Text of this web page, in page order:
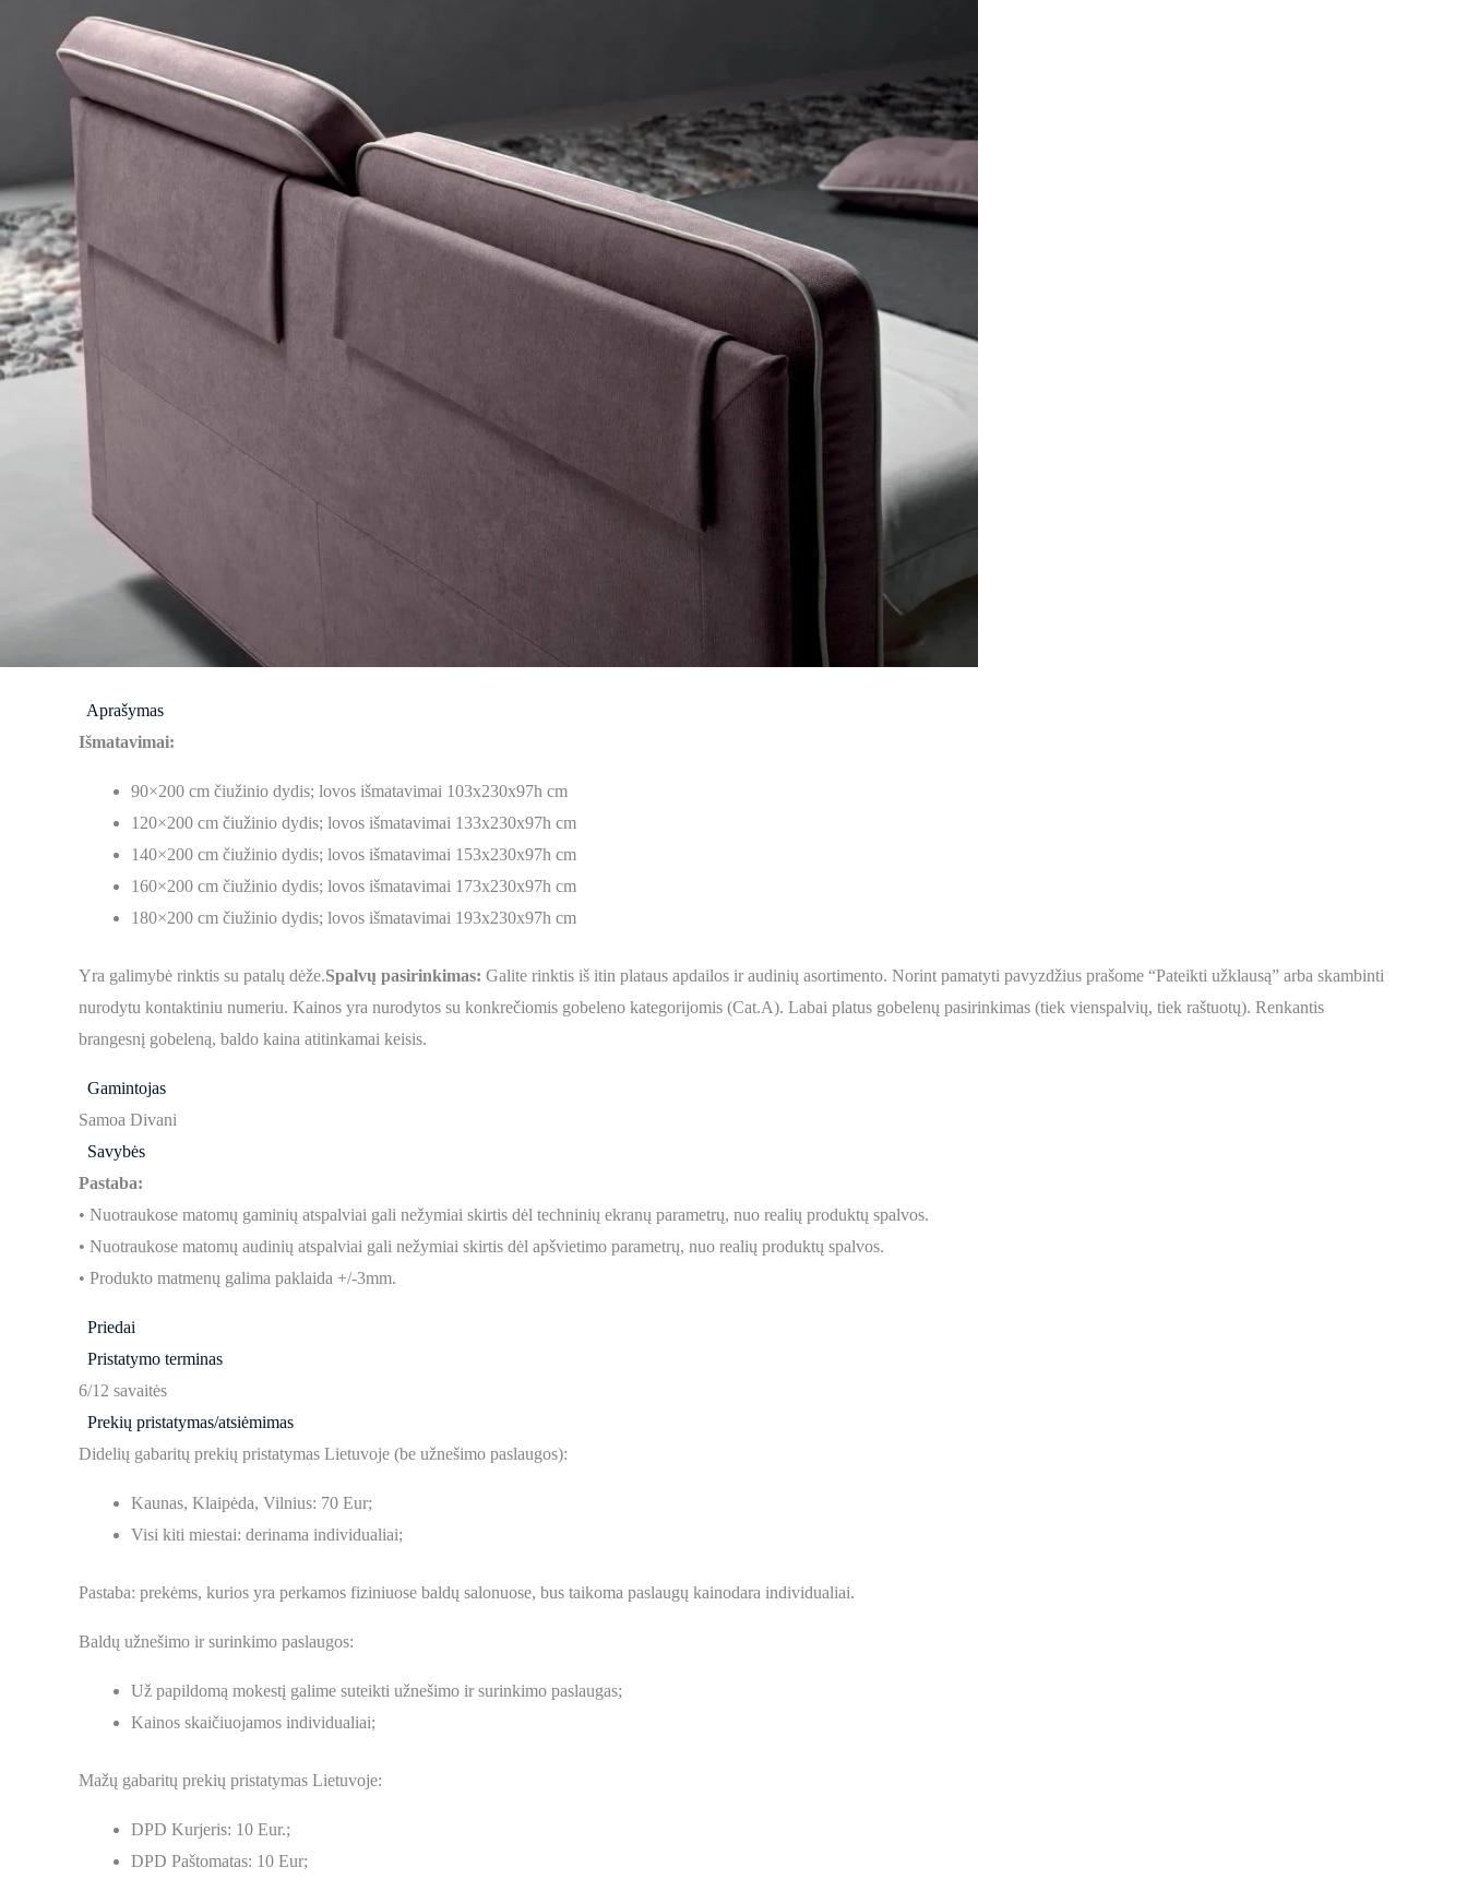
Aprašymas
Išmatavimai:
90×200 cm čiužinio dydis; lovos išmatavimai 103x230x97h cm
120×200 cm čiužinio dydis; lovos išmatavimai 133x230x97h cm
140×200 cm čiužinio dydis; lovos išmatavimai 153x230x97h cm
160×200 cm čiužinio dydis; lovos išmatavimai 173x230x97h cm
180×200 cm čiužinio dydis; lovos išmatavimai 193x230x97h cm
Yra galimybė rinktis su patalų dėže.Spalvų pasirinkimas: Galite rinktis iš itin plataus apdailos ir audinių asortimento. Norint pamatyti pavyzdžius prašome “Pateikti užklausą” arba skambinti
nurodytu kontaktiniu numeriu. Kainos yra nurodytos su konkrečiomis gobeleno kategorijomis (Cat.A). Labai platus gobelenų pasirinkimas (tiek vienspalvių, tiek raštuotų). Renkantis
brangesnį gobeleną, baldo kaina atitinkamai keisis.
Gamintojas
Samoa Divani
Savybės
Pastaba:
• Nuotraukose matomų gaminių atspalviai gali nežymiai skirtis dėl techninių ekranų parametrų, nuo realių produktų spalvos.
• Nuotraukose matomų audinių atspalviai gali nežymiai skirtis dėl apšvietimo parametrų, nuo realių produktų spalvos.
• Produkto matmenų galima paklaida +/-3mm.
Priedai
Pristatymo terminas
6/12 savaitės
Prekių pristatymas/atsiėmimas
Didelių gabaritų prekių pristatymas Lietuvoje (be užnešimo paslaugos):
Kaunas, Klaipėda, Vilnius: 70 Eur;
Visi kiti miestai: derinama individualiai;
Pastaba: prekėms, kurios yra perkamos fiziniuose baldų salonuose, bus taikoma paslaugų kainodara individualiai.
Baldų užnešimo ir surinkimo paslaugos:
Už papildomą mokestį galime suteikti užnešimo ir surinkimo paslaugas;
Kainos skaičiuojamos individualiai;
Mažų gabaritų prekių pristatymas Lietuvoje:
DPD Kurjeris: 10 Eur.;
DPD Paštomatas: 10 Eur;